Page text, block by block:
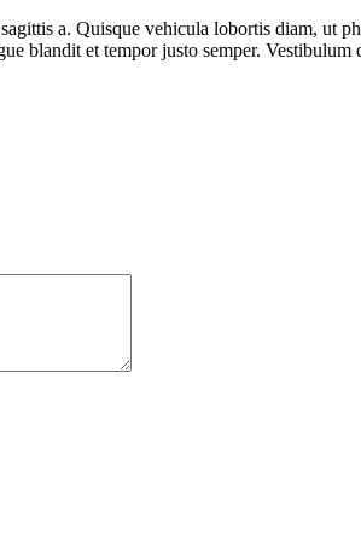
a. Quisque vehicula lobortis diam, ut
blandit et tempor justo semper.